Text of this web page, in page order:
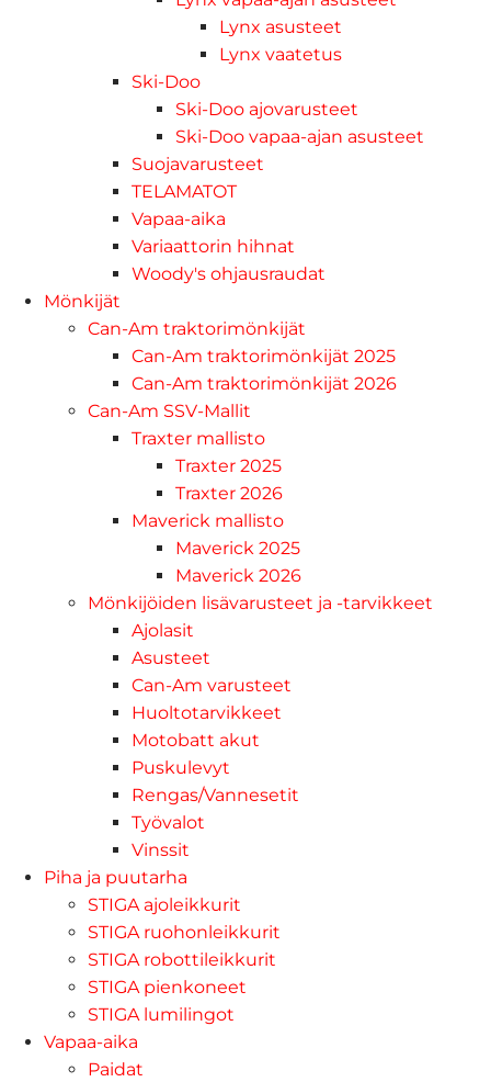
Lynx asusteet
Lynx vaatetus
Ski-Doo
Ski-Doo ajovarusteet
Ski-Doo vapaa-ajan asusteet
Suojavarusteet
TELAMATOT
Vapaa-aika
Variaattorin hihnat
Woody's ohjausraudat
Mönkijät
Can-Am traktorimönkijät
Can-Am traktorimönkijät 2025
Can-Am traktorimönkijät 2026
Can-Am SSV-Mallit
Traxter mallisto
Traxter 2025
Traxter 2026
Maverick mallisto
Maverick 2025
Maverick 2026
Mönkijöiden lisävarusteet ja -tarvikkeet
Ajolasit
Asusteet
Can-Am varusteet
Huoltotarvikkeet
Motobatt akut
Puskulevyt
Rengas/Vannesetit
Työvalot
Vinssit
Piha ja puutarha
STIGA ajoleikkurit
STIGA ruohonleikkurit
STIGA robottileikkurit
STIGA pienkoneet
STIGA lumilingot
Vapaa-aika
Paidat